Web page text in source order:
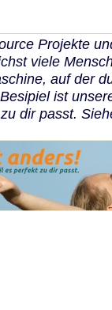
Projekte
viele
auf der
ist
dir passt.